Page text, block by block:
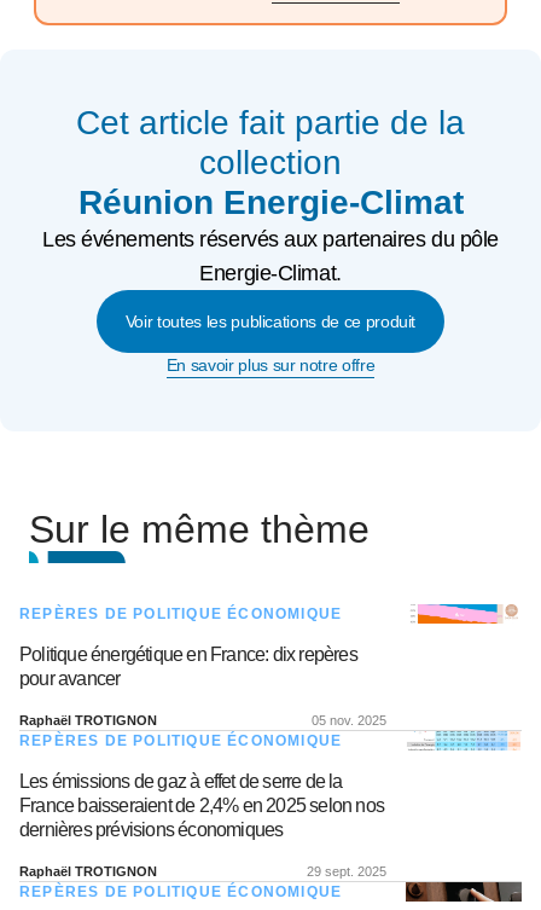
Cet article fait partie de la
collection
Réunion Energie-Climat
Les événements réservés aux partenaires du pôle
Energie-Climat.
Voir toutes les publications de ce produit
En savoir plus sur notre offre
Sur le même thème
REPÈRES DE POLITIQUE ÉCONOMIQUE
Politique énergétique en France: dix repères
pour avancer
Raphaël TROTIGNON 05 nov. 2025
REPÈRES DE POLITIQUE ÉCONOMIQUE
Les émissions de gaz à effet de serre de la
France baisseraient de 2,4% en 2025 selon nos
dernières prévisions économiques
Raphaël TROTIGNON 29 sept. 2025
REPÈRES DE POLITIQUE ÉCONOMIQUE